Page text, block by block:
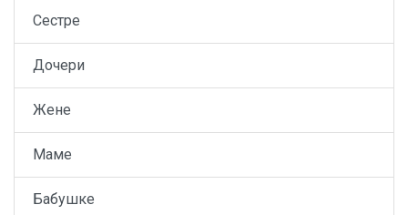
Сестре
Дочери
Жене
Маме
Бабушке